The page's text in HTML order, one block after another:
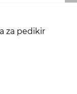
za pedikir